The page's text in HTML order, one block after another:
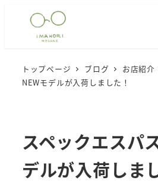
トップページ ブログ お店紹介
NEWモデルが入荷しました！
スペックエスパ
デルが入荷しま